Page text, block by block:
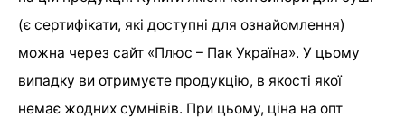
(є сертифікати, які доступні для ознайомлення)
можна через сайт «Плюс – Пак Україна». У цьому
випадку ви отримуєте продукцію, в якості якої
немає жодних сумнівів. При цьому, ціна на опт